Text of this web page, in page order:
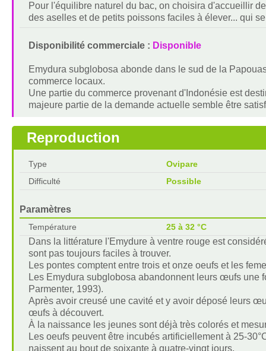
Pour l'équilibre naturel du bac, on choisira d'accueillir
des aselles et de petits poissons faciles à élever... qui
Disponibilité commerciale : Disponible
Emydura subglobosa abonde dans le sud de la
commerce locaux.
Une partie du commerce provenant d'Indonésie est
majeure partie de la demande actuelle semble être
Reproduction
Type
Ovipare
Difficulté
Possible
Paramètres
Température 25 à 32 °C
Dans la littérature l'Emydure à ventre rouge est
sont pas toujours faciles à trouver.
Les pontes comptent entre trois et onze oeufs et les
Les Emydura subglobosa abandonnent leurs œufs une
Parmenter, 1993).
Après avoir creusé une cavité et y avoir déposé leurs
œufs à découvert.
À la naissance les jeunes sont déjà très colorés et
Les oeufs peuvent être incubés artificiellement à 25-
naissent au bout de soixante à quatre-vingt jours.